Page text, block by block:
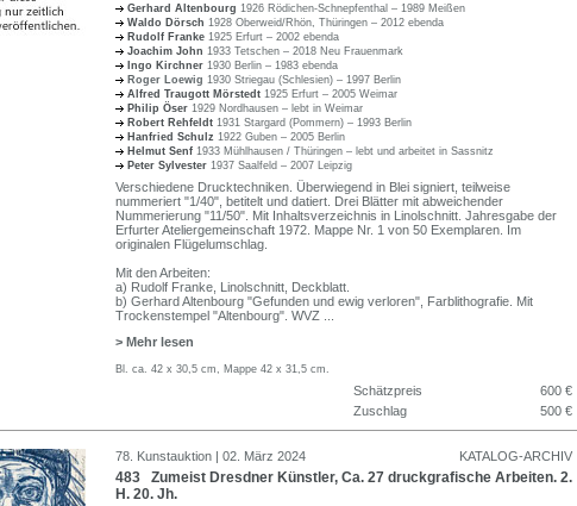
Gerhard Altenbourg 1926 Rödichen-Schnepfenthal – 1989 Meißen
Waldo Dörsch 1928 Oberweid/Rhön, Thüringen – 2012 ebenda
Rudolf Franke 1925 Erfurt – 2002 ebenda
Joachim John 1933 Tetschen – 2018 Neu Frauenmark
Ingo Kirchner 1930 Berlin – 1983 ebenda
Roger Loewig 1930 Striegau (Schlesien) – 1997 Berlin
Alfred Traugott Mörstedt 1925 Erfurt – 2005 Weimar
Philip Öser 1929 Nordhausen – lebt in Weimar
Robert Rehfeldt 1931 Stargard (Pommern) – 1993 Berlin
Hanfried Schulz 1922 Guben – 2005 Berlin
Helmut Senf 1933 Mühlhausen / Thüringen – lebt und arbeitet in Sassnitz
Peter Sylvester 1937 Saalfeld – 2007 Leipzig
Verschiedene Drucktechniken. Überwiegend in Blei signiert, teilweise
nummeriert "1/40", betitelt und datiert. Drei Blätter mit abweichender
Nummerierung "11/50". Mit Inhaltsverzeichnis in Linolschnitt. Jahresgabe der
Erfurter Ateliergemeinschaft 1972. Mappe Nr. 1 von 50 Exemplaren. Im
originalen Flügelumschlag.
Mit den Arbeiten:
a) Rudolf Franke, Linolschnitt, Deckblatt.
b) Gerhard Altenbourg "Gefunden und ewig verloren", Farblithografie. Mit
Trockenstempel "Altenbourg". WVZ
> Mehr lesen
Bl. ca. 42 x 30,5 cm, Mappe 42 x 31,5 cm.
Schätzpreis
600 €
Zuschlag
500 €
78. Kunstauktion | 02. März 2024 KATALOG-ARCHIV
483 Zumeist Dresdner Künstler, Ca. 27 druckgrafische Arbeiten. 2.
H. 20. Jh.